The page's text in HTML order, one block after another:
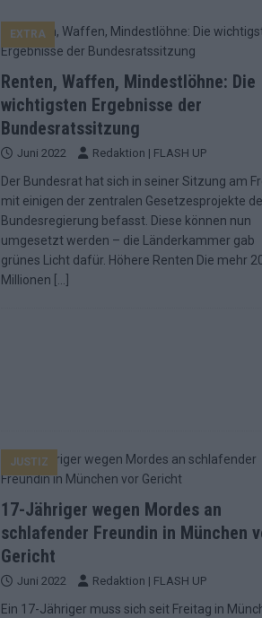
[ Mai 2026 ] ESC-Finale morgen:
[ Mai 2026 ] „Douze Points“ – wie
EUROVISION
[ Mai 2026 ] Das ESC-Finale ist
JJ hat den Abend
KOMMENTAR
[ Mai 2026 ] ESC-Halbfinale 2: Das
EXTRA
Renten, Waffen, Mindestlöhne: Die
wichtigsten Ergebnisse der
Bundesratssitzung
Juni 2022 Redaktion | FLASH UP
Der Bundesrat hat sich in seiner Sitzung am
mit einigen der zentralen Gesetzesprojekte
Bundesregierung befasst. Diese können nun
umgesetzt werden – die Länderkammer gab
grünes Licht dafür. Höhere Renten Die mehr
Millionen
JUSTIZ
17-Jähriger wegen Mordes an
schlafender Freundin in München
Gericht
Juni 2022 Redaktion | FLASH UP
Ein 17-Jähriger muss sich seit Freitag in